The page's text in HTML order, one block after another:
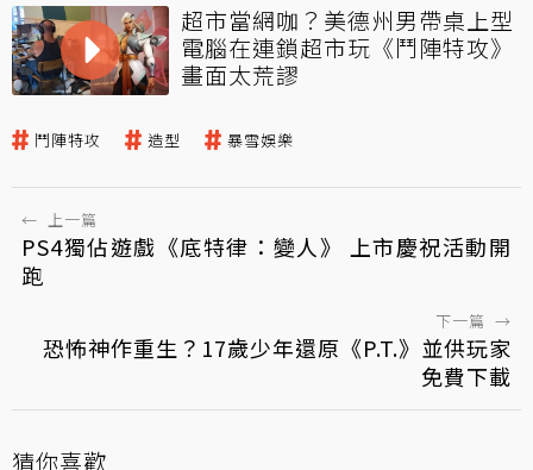
超市當網咖？美德州男帶桌上型
電腦在連鎖超市玩《鬥陣特攻》
畫面太荒謬
鬥陣特攻 造型 暴雪娛樂
← 上一篇
PS4獨佔遊戲《底特律：變人》 上市慶祝活動開
跑
下一篇 →
恐怖神作重生？17歲少年還原《P.T.》並供玩家
免費下載
猜你喜歡